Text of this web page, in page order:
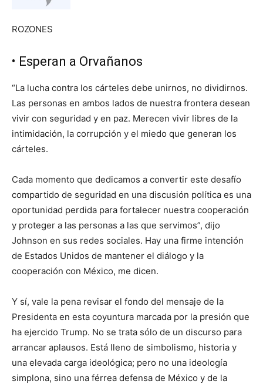
ROZONES
• Esperan a Orvañanos
“La lucha contra los cárteles debe unirnos, no dividirnos.
Las personas en ambos lados de nuestra frontera desean
vivir con seguridad y en paz. Merecen vivir libres de la
intimidación, la corrupción y el miedo que generan los
cárteles.
Cada momento que dedicamos a convertir este desafío
compartido de seguridad en una discusión política es una
oportunidad perdida para fortalecer nuestra cooperación
y proteger a las personas a las que servimos”, dijo
Johnson en sus redes sociales. Hay una firme intención
de Estados Unidos de mantener el diálogo y la
cooperación con México, me dicen.
Y sí, vale la pena revisar el fondo del mensaje de la
Presidenta en esta coyuntura marcada por la presión que
ha ejercido Trump. No se trata sólo de un discurso para
arrancar aplausos. Está lleno de simbolismo, historia y
una elevada carga ideológica; pero no una ideología
simplona, sino una férrea defensa de México y de la